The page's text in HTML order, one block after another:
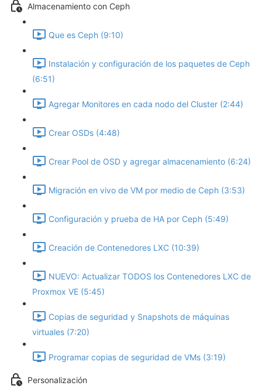
Almacenamiento con Ceph
Que es Ceph (9:10)
Instalación y configuración de los paquetes de Ceph
(6:51)
Agregar Monitores en cada nodo del Cluster (2:44)
Crear OSDs (4:48)
Crear Pool de OSD y agregar almacenamiento (6:24)
Migración en vivo de VM por medio de Ceph (3:53)
Configuración y prueba de HA por Ceph (5:49)
Creación de Contenedores LXC (10:39)
NUEVO: Actualizar TODOS los Contenedores LXC de
Proxmox VE (5:45)
Copias de seguridad y Snapshots de máquinas
virtuales (7:20)
Programar copias de seguridad de VMs (3:19)
Personalización